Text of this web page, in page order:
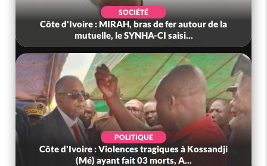
SOCIÉTÉ
Côte d'Ivoire : MIRAH, bras de fer autour de la
mutuelle, le SYNHA-CI saisi...
POLITIQUE
Côte d'Ivoire : Violences tragiques à Kossandji
(Mé) ayant fait 03 morts, A...